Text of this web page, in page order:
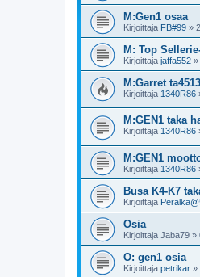
M:Gen1 osaa
Kirjoittaja FB#99 »
M: Top
Kirjoittaja jaffa552 »
M:Garret
Kirjoittaja 1340R86
M:GEN1 taka
Kirjoittaja 1340R86
M:GEN1
Kirjoittaja 1340R86
Busa K4-K7
Kirjoittaja
Osia
Kirjoittaja Jaba79 »
O: gen1 osia
Kirjoittaja petrikar »